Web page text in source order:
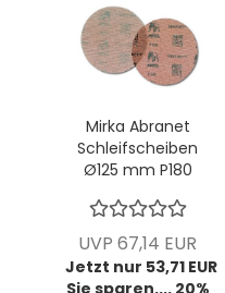
Mirka Abranet
Schleifscheiben
Ø125 mm P180
Stck/Pck
UVP 67,14 EUR
Jetzt nur 53,71 EUR
Sie sparen.... 20%